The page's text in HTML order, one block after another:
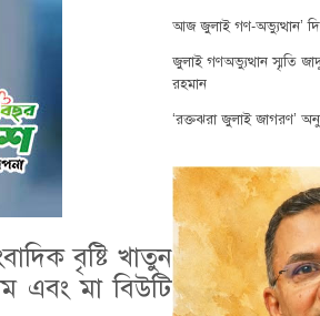
বৃষ্টি খাতুন
এবং মা বিউটি
আজ জুলাই গণ-অভ্যুত্থান’
জুলাই গণঅভ্যুত্থান স্মৃতি
রহমান
‘রক্তঝরা জুলাই জাগরণ’